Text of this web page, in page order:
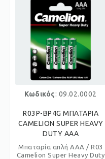
Κωδικός: 09.02.0002
R03P-BP4G ΜΠΑΤΑΡΙΑ
CAMELION SUPER HEAVY
DUTY AAA
Μπαταρία απλή AAA / R03
Camelion Super Heavy Duty